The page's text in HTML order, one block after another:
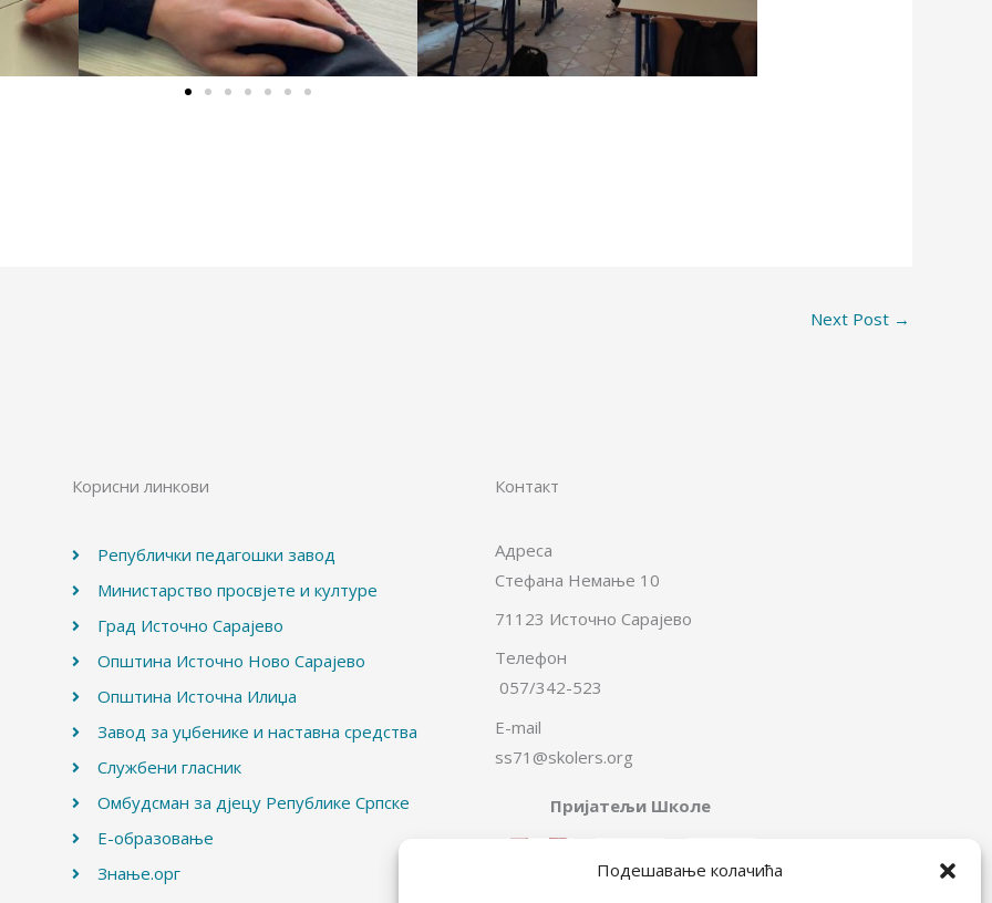
Подешавање колачића
Next Post →
Корисни линкови
Републички педагошки завод
Министарство просвјете и културе
Град Источно Сарајево
Општина Источно Ново Сарајево
Општина Источна Илиџа
Завод за уџбенике и наставна средства
Службени гласник
Омбудсман за дјецу Републике Српске
Е-образовање
Знање.орг
Контакт
Адреса
Стефана Немање 10
71123 Источно Сарајево
Телефон
057/342-523
E-mail
ss71@skolers.org
Пријатељи Школе